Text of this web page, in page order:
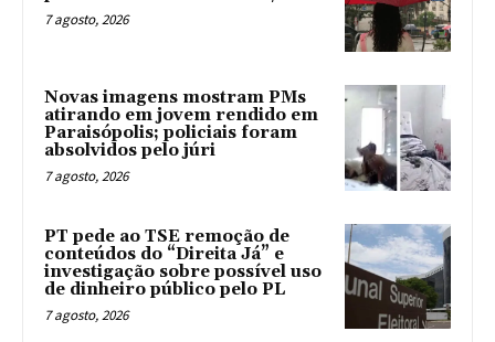
7 agosto, 2026
Novas imagens mostram PMs
atirando em jovem rendido em
Paraisópolis; policiais foram
absolvidos pelo júri
7 agosto, 2026
PT pede ao TSE remoção de
conteúdos do “Direita Já” e
investigação sobre possível uso
de dinheiro público pelo PL
7 agosto, 2026